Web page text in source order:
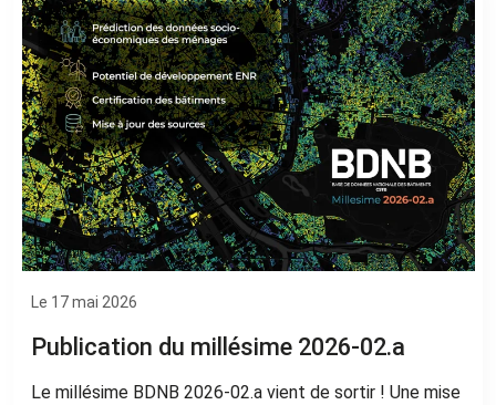
Le 17 mai 2026
Publication du millésime 2026-02.a
Le millésime BDNB 2026-02.a vient de sortir ! Une mise